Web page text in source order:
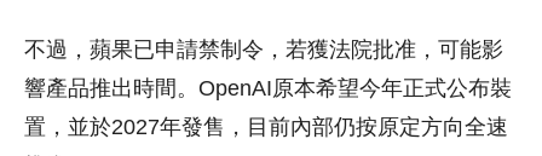
不過，蘋果已申請禁制令，若獲法院批准，可能影
響產品推出時間。OpenAI原本希望今年正式公布裝
置，並於2027年發售，目前內部仍按原定方向全速